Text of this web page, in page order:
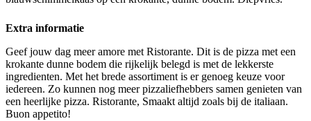
Extra informatie
Geef jouw dag meer amore met Ristorante. Dit is de pizza met een
krokante dunne bodem die rijkelijk belegd is met de lekkerste
ingredienten. Met het brede assortiment is er genoeg keuze voor
iedereen. Zo kunnen nog meer pizzaliefhebbers samen genieten van
een heerlijke pizza. Ristorante, Smaakt altijd zoals bij de italiaan.
Buon appetito!